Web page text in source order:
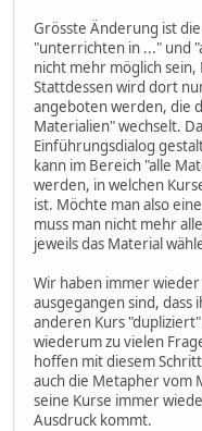
Grösste Änderung ist
"unterrichten in ..." und
nicht mehr möglich
Stattdessen wird dort
angeboten werden, die
Materialien" wechselt.
Einführungsdialog
kann im Bereich "alle
werden, in welchen
ist. Möchte man also
muss man nicht mehr
jeweils das Material
Wir haben immer
ausgegangen sind, dass
anderen Kurs
wiederum zu vielen
hoffen mit diesem
auch die Metapher vom
seine Kurse immer
Ausdruck kommt.